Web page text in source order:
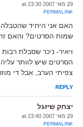
29 מאי 2007 at 23:30
PERMALINK
האם אני היחיד
שמות הסרטים? והאם
צפיתי הערב, אבל די
REPLY
יצחק שיזגל
29 מאי 2007 at 23:40
PERMALINK